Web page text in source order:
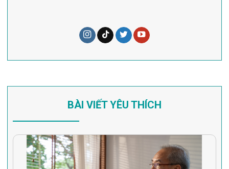
BÀI VIẾT YÊU THÍCH